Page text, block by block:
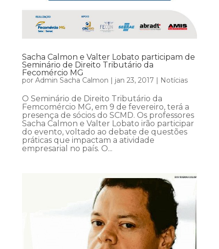
Sacha Calmon e Valter Lobato participam de
Seminário de Direito Tributário da
Fecomércio MG
por Admin Sacha Calmon | jan 23, 2017 | Notícias
O Seminário de Direito Tributário da
Femcomércio MG, em 9 de fevereiro, terá a
presença de sócios do SCMD. Os professores
Sacha Calmon e Valter Lobato irão participar
do evento, voltado ao debate de questões
práticas que impactam a atividade
empresarial no país. O...